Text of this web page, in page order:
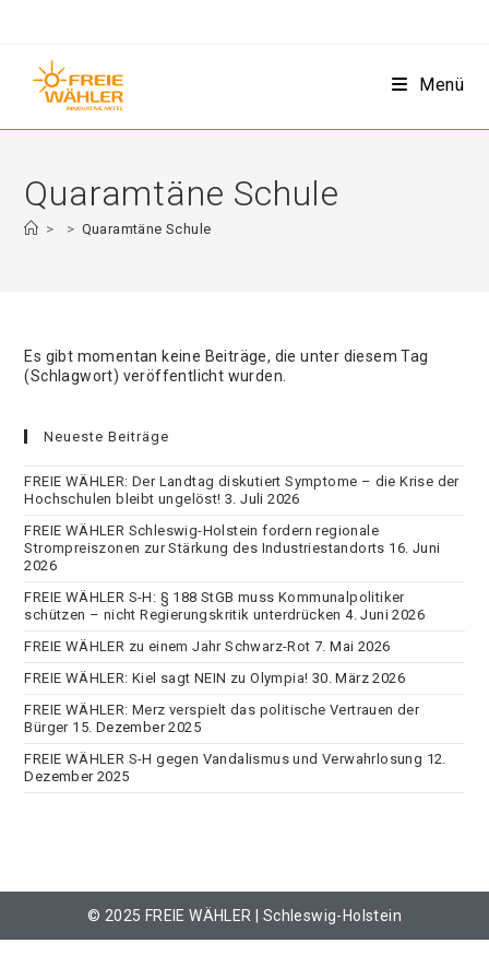
Menü
Quaramtäne Schule
> > Quaramtäne Schule
Es gibt momentan keine Beiträge, die unter diesem Tag
(Schlagwort) veröffentlicht wurden.
Neueste Beiträge
FREIE WÄHLER: Der Landtag diskutiert Symptome – die Krise der
Hochschulen bleibt ungelöst! 3. Juli 2026
FREIE WÄHLER Schleswig-Holstein fordern regionale
Strompreiszonen zur Stärkung des Industriestandorts 16. Juni
2026
FREIE WÄHLER S-H: § 188 StGB muss Kommunalpolitiker
schützen – nicht Regierungskritik unterdrücken 4. Juni 2026
FREIE WÄHLER zu einem Jahr Schwarz-Rot 7. Mai 2026
FREIE WÄHLER: Kiel sagt NEIN zu Olympia! 30. März 2026
FREIE WÄHLER: Merz verspielt das politische Vertrauen der
Bürger 15. Dezember 2025
FREIE WÄHLER S-H gegen Vandalismus und Verwahrlosung 12.
Dezember 2025
© 2025 FREIE WÄHLER | Schleswig-Holstein